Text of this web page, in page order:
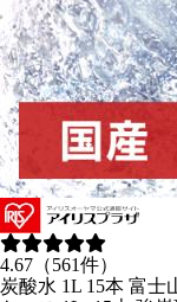
4.67（561件）
炭酸水 1L 15本 富士